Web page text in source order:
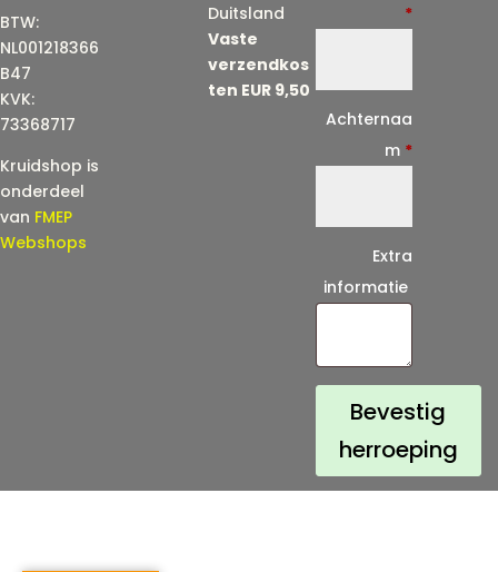
BTW:
NL001218366
B47
KVK:
73368717
Kruidshop is
onderdeel
van FMEP
Webshops
Duitsland
Vaste
verzendkos
ten EUR 9,50
l
)
*
*
Achternaa
m *
Extra
informatie
Bevestig
herroeping